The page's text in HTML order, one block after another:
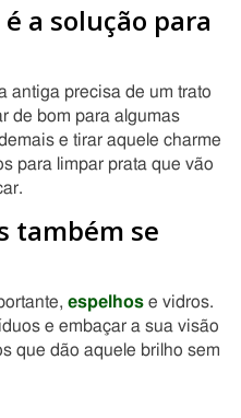
a solução para
antiga precisa de um trato
de bom para algumas
e tirar aquele charme
para limpar prata que vão
também se
espelhos e vidros.
e embaçar a sua visão
que dão aquele brilho sem